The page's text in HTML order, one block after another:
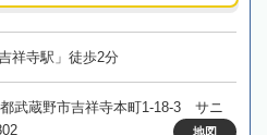
祥寺駅」徒歩2分
武蔵野市吉祥寺本町1-18-3 サニ
地図